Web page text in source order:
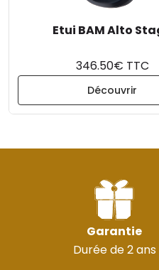
Etui BAM Alto
346.50€ TTC
Découvrir
Garantie
Durée de 2 ans